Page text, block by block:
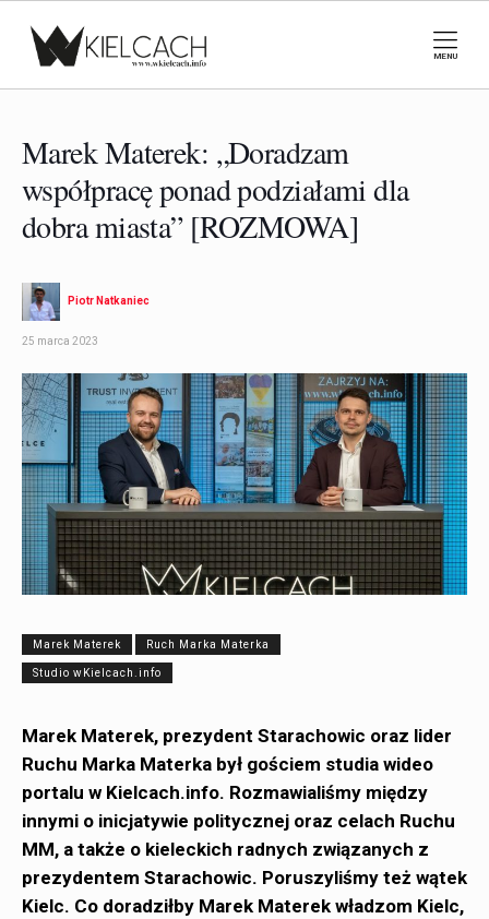
MENU
Marek Materek: „Doradzam
współpracę ponad podziałami dla
dobra miasta” [ROZMOWA]
Piotr Natkaniec
25 marca 2023
Marek Materek Ruch Marka Materka
Studio wKielcach.info
Marek Materek, prezydent Starachowic oraz lider
Ruchu Marka Materka był gościem studia wideo
portalu w Kielcach.info. Rozmawialiśmy między
innymi o inicjatywie politycznej oraz celach Ruchu
MM, a także o kieleckich radnych związanych z
prezydentem Starachowic. Poruszyliśmy też wątek
Kielc. Co doradziłby Marek Materek władzom Kielc,